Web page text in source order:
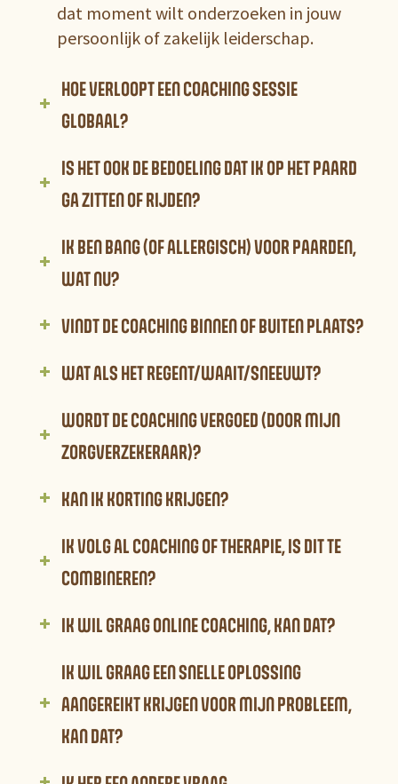
dat moment wilt onderzoeken in jouw
persoonlijk of zakelijk leiderschap.
HOE VERLOOPT EEN COACHING SESSIE
GLOBAAL?
IS HET OOK DE BEDOELING DAT IK OP HET PAARD
GA ZITTEN OF RIJDEN?
IK BEN BANG (OF ALLERGISCH) VOOR PAARDEN,
WAT NU?
VINDT DE COACHING BINNEN OF BUITEN PLAATS?
WAT ALS HET REGENT/WAAIT/SNEEUWT?
WORDT DE COACHING VERGOED (DOOR MIJN
ZORGVERZEKERAAR)?
KAN IK KORTING KRIJGEN?
IK VOLG AL COACHING OF THERAPIE, IS DIT TE
COMBINEREN?
IK WIL GRAAG ONLINE COACHING, KAN DAT?
IK WIL GRAAG EEN SNELLE OPLOSSING
AANGEREIKT KRIJGEN VOOR MIJN PROBLEEM,
KAN DAT?